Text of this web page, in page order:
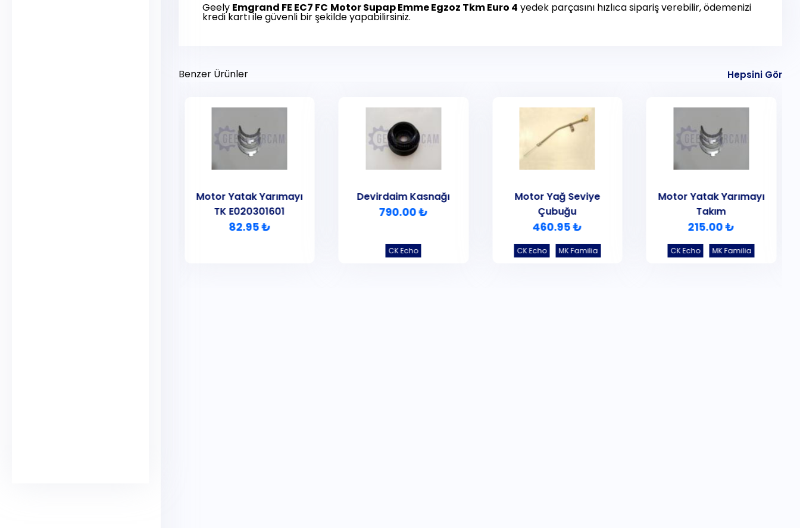
Geely Emgrand FE EC7 FC Motor Supap Emme Egzoz Tkm Euro 4 yedek parçasını hızlıca sipariş verebilir, ödemenizi
kredi kartı ile güvenli bir şekilde yapabilirsiniz.
Benzer Ürünler Hepsini Gör
Motor Yatak Yarımayı
TK E020301601
82.95 ₺
CK Echo
Devirdaim Kasnağı
790.00 ₺
CK Echo MK Familia
Motor Yağ Seviye
Çubuğu
460.95 ₺
CK Echo MK Familia
Motor Yatak Yarımayı
Takım
215.00 ₺